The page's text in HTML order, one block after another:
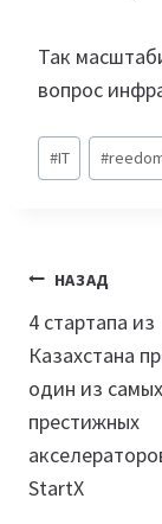
Так
вопрос
Метки
записи:
#IT #
по
записям
НАЗАД
4 стартапа из
Казахстана
один из самых
престижных
StartX